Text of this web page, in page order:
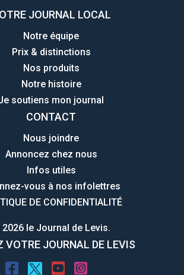
JOURNAL LOCAL
Notre équipe
Prix & distinctions
Nos produits
Notre histoire
soutiens mon journal
CONTACT
Nous joindre
Annoncez chez nous
Infos utiles
vous à nos infolettres
DE CONFIDENTIALITÉ
le Journal de Levis.
VOTRE JOURNAL DE LEVIS